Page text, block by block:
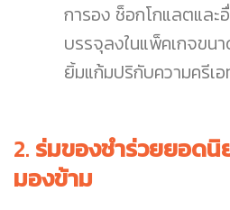
การอง ช็อกโกแลตและ
บรรจุลงในแพ็คเกจข
ยิ้มแก้มปริกับความครีเ
2. ร่มของชำร่วยยอด
มองข้าม